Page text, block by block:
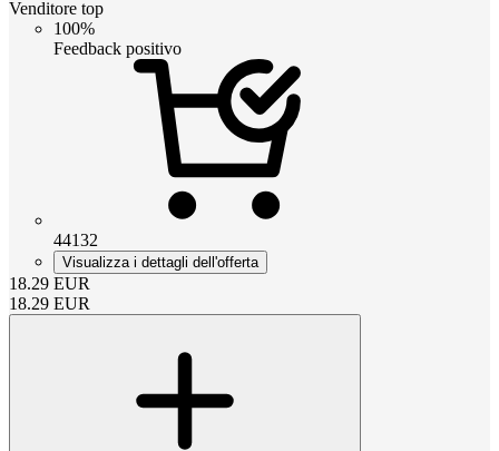
Venditore top
100%
Feedback positivo
44132
Visualizza i dettagli dell'offerta
18.29 EUR
18.29 EUR